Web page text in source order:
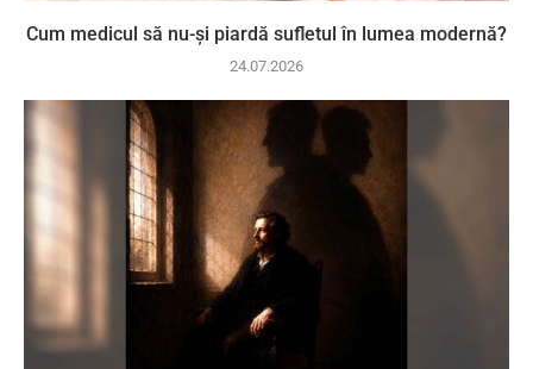
Cum medicul să nu-și piardă sufletul în lumea modernă?
24.07.2026